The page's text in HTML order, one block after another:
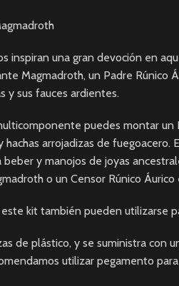
inspiran una gran devoción en
Magmadroth, un Padre Rúnico
y sus fauces ardientes.
puedes montar un
hachas arrojadizas de
beber y manojos de joyas
o un Censor Rúnico
kit también pueden utilizarse
de plástico, y se suministra con
utilizar pegamento